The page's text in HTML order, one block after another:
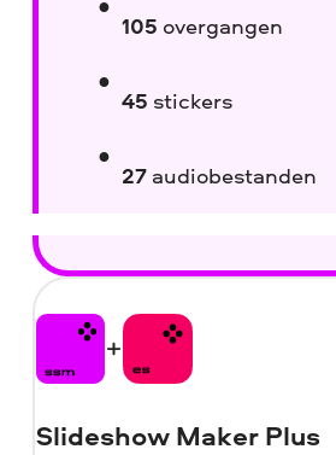
105 overgangen
45 stickers
27 audiobestanden
Slideshow Maker Plus